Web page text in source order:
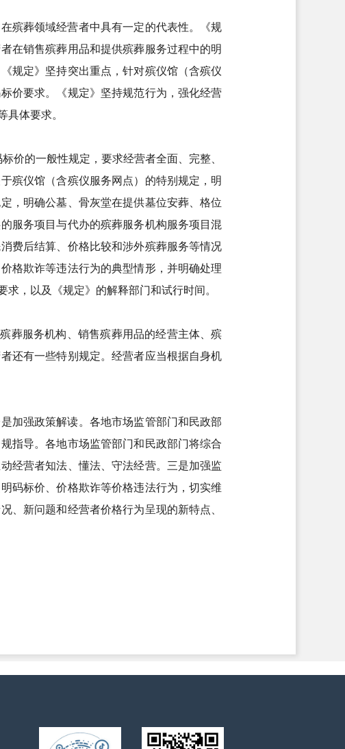
殡葬领域经营者中具有一定的代表性。《规
在销售殡葬用品和提供殡葬服务过程中的明
规定》坚持突出重点，针对殡仪馆（含殡仪
价要求。《规定》坚持规范行为，强化经营
体要求。
价的一般性规定，要求经营者全面、完整、
殡仪馆（含殡仪服务网点）的特别规定，明
，明确公墓、骨灰堂在提供墓位安葬、格位
服务项目与代办的殡葬服务机构服务项目混
费后结算、价格比较和涉外殡葬服务等情况
格欺诈等违法行为的典型情形，并明确处理
，以及《规定》的解释部门和试行时间。
葬服务机构、销售殡葬用品的经营主体、殡
还有一些特别规定。经营者应当根据自身机
加强政策解读。各地市场监管部门和民政部
指导。各地市场监管部门和民政部门将综合
经营者知法、懂法、守法经营。三是加强监
码标价、价格欺诈等价格违法行为，切实维
、新问题和经营者价格行为呈现的新特点、